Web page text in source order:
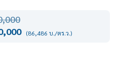
(86,486 บ./ตร.ว.)